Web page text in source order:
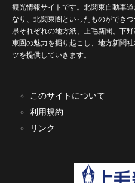
観光情報サイトです。北関東自動車
なり、北関東圏といったものができ
県それぞれの地方紙、上毛新聞、下
東圏の魅力を掘り起こし、地方新聞
ツを提供していきます。
このサイトについて
利用規約
リンク